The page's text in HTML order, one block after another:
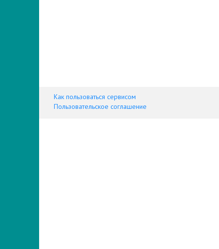
Как пользоваться сервисом
Пользовательское соглашение